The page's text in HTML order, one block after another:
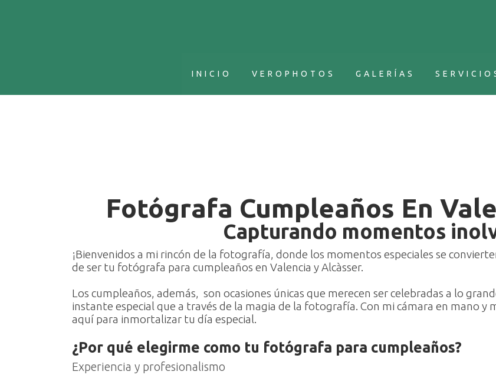
INICIO VEROPHOTOS GALERÍAS
Fotógrafa Cumpleaños En
Capturando momentos
¡Bienvenidos a mi rincón de la fotografía, donde los momentos especiales se
de ser tu fotógrafa para cumpleaños en Valencia y Alcàsser.
Los cumpleaños, además, son ocasiones únicas que merecen ser celebradas a lo
instante especial que a través de la magia de la fotografía. Con mi cámara en mano y
aquí para inmortalizar tu día especial.
¿Por qué elegirme como tu fotógrafa para cumpleaños?
Experiencia y profesionalismo